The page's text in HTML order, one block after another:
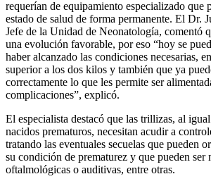
requerían de equipamiento especializado que
estado de salud de forma permanente. El Dr.
Jefe de la Unidad de Neonatología, comentó
una evolución favorable, por eso “hoy se
haber alcanzado las condiciones necesarias,
superior a los dos kilos y también que ya
correctamente lo que les permite ser
complicaciones”, explicó.
El especialista destacó que las trillizas, al
nacidos prematuros, necesitan acudir a
tratando las eventuales secuelas que pueden
su condición de prematurez y que pueden ser
oftalmológicas o auditivas, entre otras.